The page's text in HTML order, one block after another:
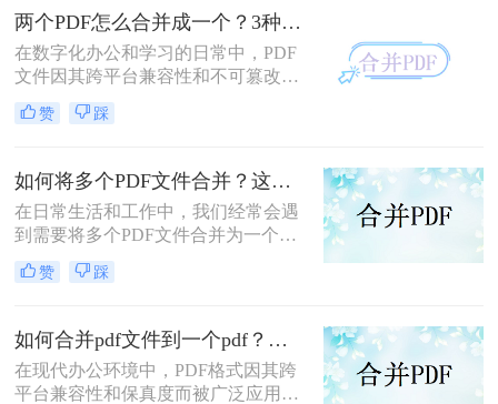
两个PDF怎么合并成一个？3种方法，1分钟轻松搞定！
在数字化办公和学习的日常中，PDF
文件因其跨平台兼容性和不可篡改性
而广受欢迎。然而，当需要处理多个
PDF文件时，将它们合并成一个文件
两个PDF文件呢？本文将介绍三种合
并PDF文件的方法。
赞 踩
如何将多个PDF文件合并？这两个高效方法帮你解决！
在日常生活和工作中，我们经常会遇
到需要将多个PDF文件合并为一个的
情况，以便于查阅、分享或存档。那
么如何将多个PDF文件合并呢？本文
赞 踩
如何合并pdf文件到一个pdf？分享三种不同的方法来帮助您轻松合并！
在现代办公环境中，PDF格式因其跨
平台兼容性和保真度而被广泛应用于